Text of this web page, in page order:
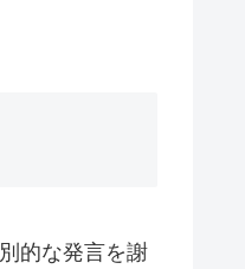
的な発言を謝